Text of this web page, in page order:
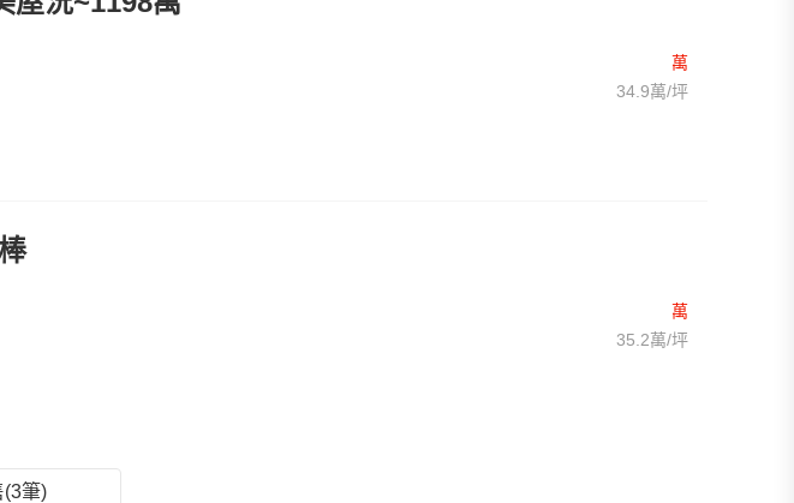
萬
34.9萬/坪
萬
35.2萬/坪
(3筆)